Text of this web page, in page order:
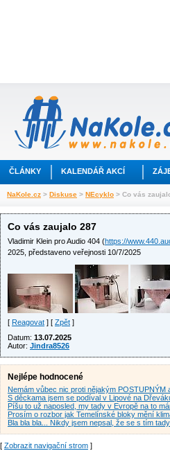
ČLÁNKY KALENDÁŘ AKCÍ
NaKole.cz > Diskuse > NEcyklo > Co vás
Co vás zaujalo 287
Vladimir Klein pro Audio 404 (https://
2025, představeno veřejnosti 10/7/2025
[ Reagovat ] [ Zpět ]
Datum: 13.07.2025
Autor: Jindra8526
Nejlépe hodnocené
Nemám vůbec nic proti nějakým POSTUPNÝM
S děckama jsem se podíval v Lipové na
Píšu to už naposled, my tady v Evropě na to
Prosím o rozbor jak Temelínské bloky mění
Bla bla bla... Nikdy jsem nepsal, že se s tím
[ Zobrazit navigační strom ]